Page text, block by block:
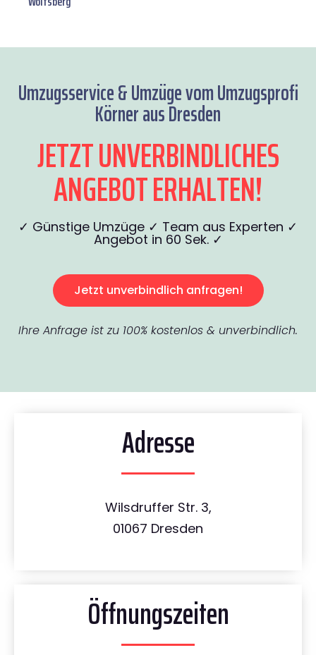
Umzugsservice & Umzüge vom Umzugsprofi
Körner aus Dresden
JETZT UNVERBINDLICHES
ANGEBOT ERHALTEN!
✓ Günstige Umzüge ✓ Team aus Experten ✓
Angebot in 60 Sek. ✓
Jetzt unverbindlich anfragen!
Ihre Anfrage ist zu 100% kostenlos & unverbindlich.
Adresse
Wilsdruffer Str. 3,
01067 Dresden
Öffnungszeiten